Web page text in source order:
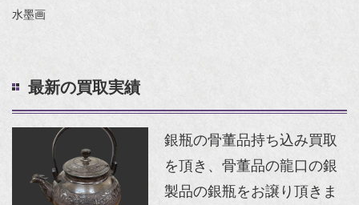
水墨画
最新の買取実績
銀瓶の骨董品持ち込み買取
を頂き、骨董品の龍口の銀
製品の銀瓶をお譲り頂きま